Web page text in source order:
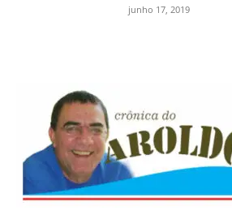
junho 17, 2019